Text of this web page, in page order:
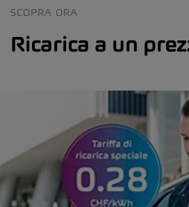
SCOPRA ORA
Ricarica a un